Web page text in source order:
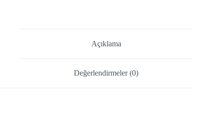
Açıklama
Değerlendirmeler (0)